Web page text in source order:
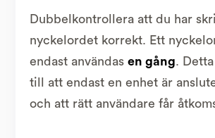
Dubbelkontrollera att du har
nyckelordet korrekt. Ett
endast användasen gång.
till att endast en enhet är
och att rätt användare får